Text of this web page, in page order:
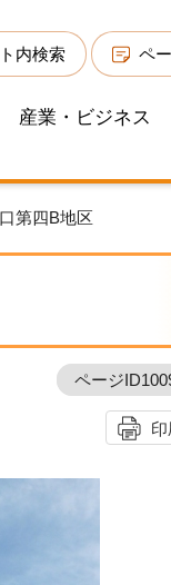
内検索 ペ
産業・ビジネス
第四B地区
ページ
印